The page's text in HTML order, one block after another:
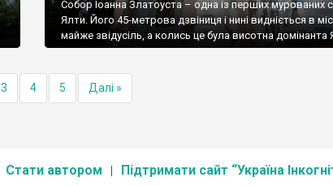
Собор Іоанна Златоуста – одна із перших мурованих
Ялти. Його 45-метрова дзвіниця і нині видніється в
майже звідусіль, а колись це була висотна домінанта
3 4 5 Далі »
Стати автором Підтримати сайт “Україна